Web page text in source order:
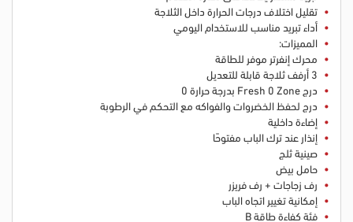
تقليل اختلاف درجات الحرارة داخل الثلاجة
أداء تبريد مناسب للاستخدام اليومي
المميزات:
محرك إنفرتر موفر للطاقة
3 أرفف ثلاجة قابلة للتعديل
درج Fresh 0 Zone بدرجة حرارة 0
درج لحفظ الخضروات والفواكه مع التحكم في الرطوبة
إضاءة داخلية
إنذار عند ترك الباب مفتوحًا
صينية ثلج
حامل بيض
رف زجاجات + رف فريزر
إمكانية تغيير اتجاه الباب
فئة كفاءة طاقة B